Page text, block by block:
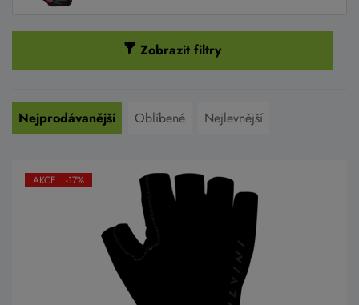
Zobrazit filtry
Nejprodávanější Oblíbené Nejlevnější
AKCE -17%